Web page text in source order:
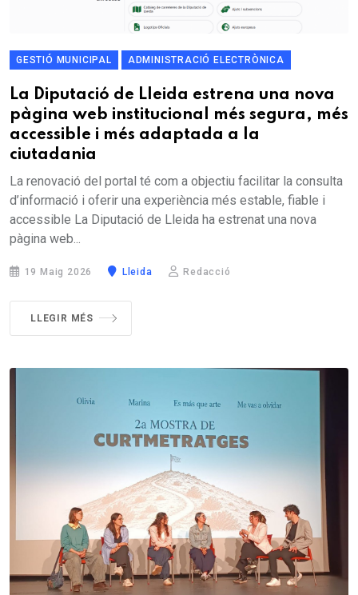
GESTIÓ MUNICIPAL ADMINISTRACIÓ ELECTRÒNICA
La Diputació de Lleida estrena una nova
pàgina web institucional més segura, més
accessible i més adaptada a la
ciutadania
La renovació del portal té com a objectiu facilitar la consulta
d’informació i oferir una experiència més estable, fiable i
accessible La Diputació de Lleida ha estrenat una nova
pàgina web...
19 Maig 2026 Lleida Redacció
LLEGIR MÉS